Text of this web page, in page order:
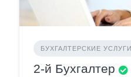
БУХГАЛТЕРСКИЕ УСЛУГИ
2-й Бухгалтер